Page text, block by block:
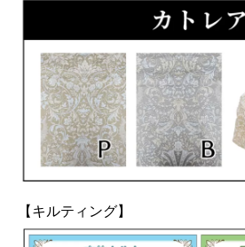
【キルティング】